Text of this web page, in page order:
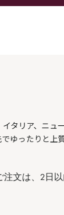
タリア、ニ
ゆったりと上
文は、2日